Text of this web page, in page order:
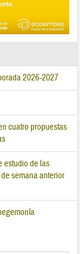
2026-2027
cuatro propuestas
estudio de las
semana anterior